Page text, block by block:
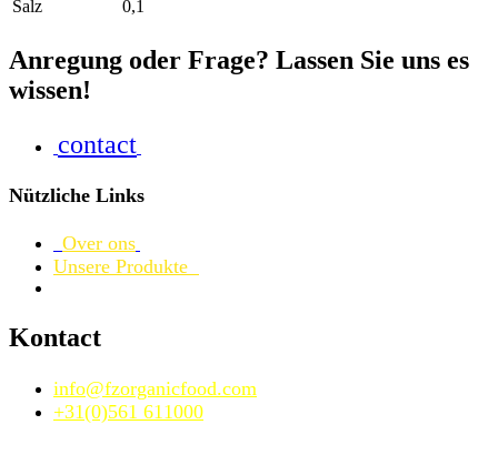
Salz
0,1
Anregung oder Frage? Lassen Sie uns es
wissen!
contact
Nützliche Links
Over ons
Unsere Produkte
Kontact
info@fzorganicfood.com
+31(0)561 611000